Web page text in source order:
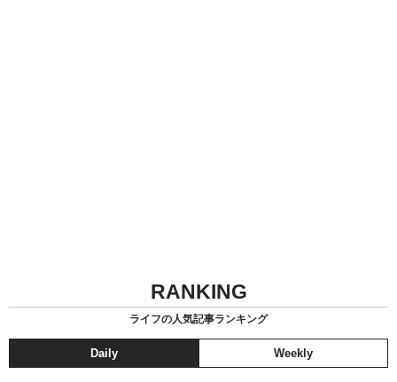
RANKING
ライフの人気記事ランキング
Daily Weekly